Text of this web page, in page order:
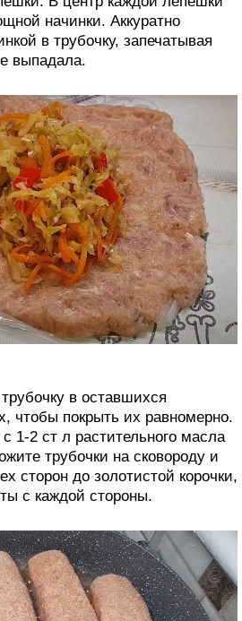
начинки. Аккуратно
в трубочку, запечатывая
выпадала.
в оставшихся
чтобы покрыть их равномерно.
с 1-2 ст л растительного масла
трубочки на сковороду и
сторон до золотистой корочки,
с каждой стороны.